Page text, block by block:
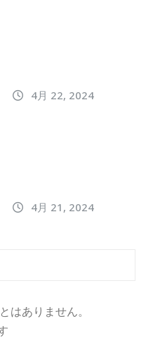
4月 22, 2024
4月 21, 2024
はありません。